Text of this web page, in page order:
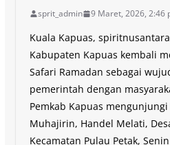
sprit_admin 9 Maret, 2026, 2:46
Kuala Kapuas,
Kabupaten Kapuas kembali
Safari Ramadan sebagai
pemerintah dengan
Pemkab Kapuas
Muhajirin, Handel Melati,
Kecamatan Pulau Petak,